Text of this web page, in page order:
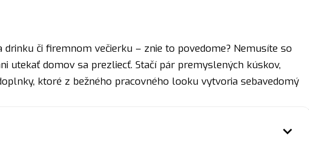
drinku či firemnom večierku – znie to povedome? Nemusíte so
utekať domov sa prezliecť. Stačí pár premyslených kúskov,
ktoré z bežného pracovného looku vytvoria sebavedomý